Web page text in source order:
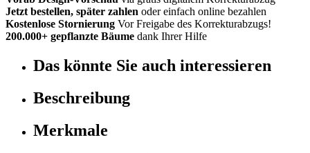
Jetzt bestellen, später zahlen oder einfach online bezahlen
Kostenlose Stornierung Vor Freigabe des Korrekturabzugs!
200.000+ gepflanzte Bäume dank Ihrer Hilfe
Das könnte Sie auch interessieren
Beschreibung
Merkmale